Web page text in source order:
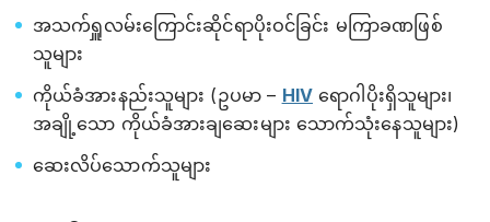
အသက်ရှူလမ်းကြောင်းဆိုင်ရာပိုးဝင်ခြင်း မကြာခဏဖြစ်
သူများ
ကိုယ်ခံအားနည်းသူများ (ဥပမာ – HIV ရောဂါပိုးရှိသူများ၊
အချို့သော ကိုယ်ခံအားချဆေးများ သောက်သုံးနေသူများ)
ဆေးလိပ်သောက်သူများ